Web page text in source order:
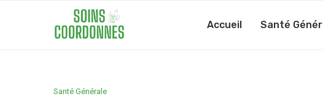
Accueil Santé
Santé Générale